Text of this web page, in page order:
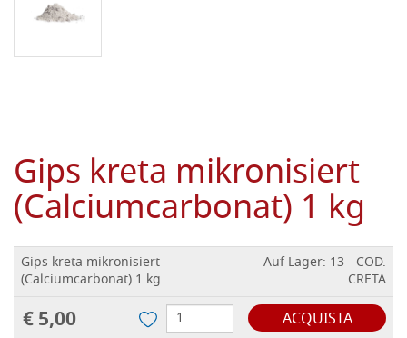
Gips kreta mikronisiert
(Calciumcarbonat) 1 kg
Gips kreta mikronisiert
(Calciumcarbonat) 1 kg
Auf Lager: 13 - COD.
CRETA
€ 5,00 ACQUISTA